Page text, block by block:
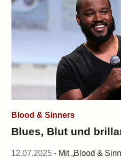
Blood & Sinners
Blues, Blut und
12.07.2025 - Mit „Blood &